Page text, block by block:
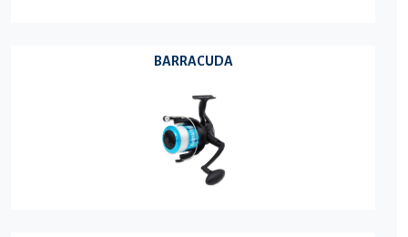
BARRACUDA